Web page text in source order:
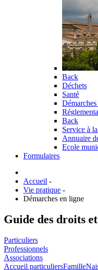
Back
Déchets
Santé
Back
Service à
Annuaire
Ecole
Formulaires
Accueil -
Vie pratique -
Démarches en ligne
Guide des droits
Particuliers
Professionnels
Associations
Accueil particuliersFamille